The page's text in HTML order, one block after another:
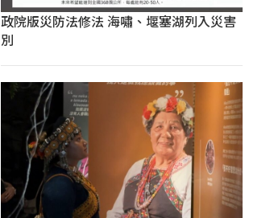
政院版災防法修法 海嘯、堰塞湖列入災害
別